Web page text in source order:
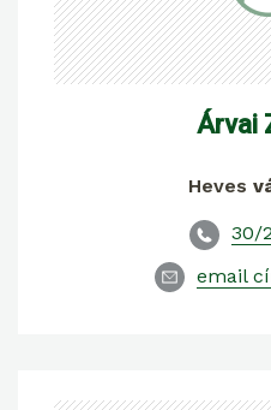
Árvai
Heves
30/
email